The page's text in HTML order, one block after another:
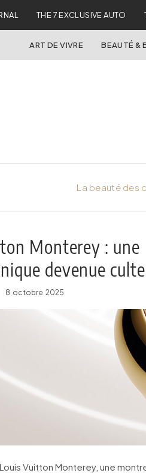
THE 7 EXCLUSIVE AUTO
ART DE VIVRE BEAUTÉ &
La beauté des
Monterey : une
devenue culte
8 octobre 2025
Vuitton Monterey, une